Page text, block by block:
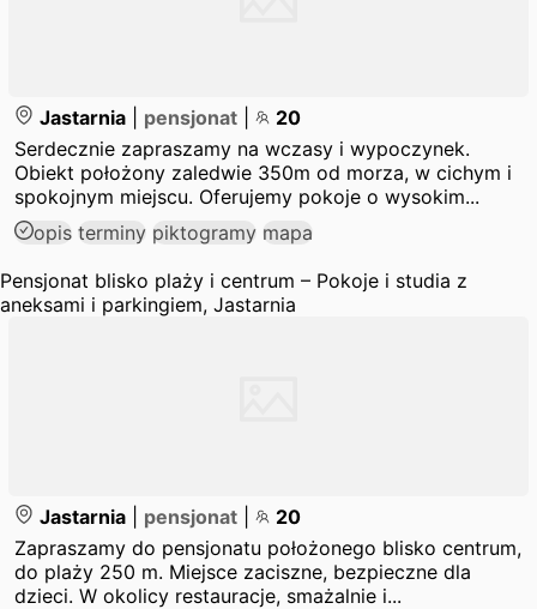
Jastarnia pensjonat
20
Serdecznie zapraszamy na wczasy i wypoczynek.
Obiekt położony zaledwie 350m od morza, w cichym i
spokojnym miejscu. Oferujemy pokoje o wysokim...
opis terminy piktogramy mapa
Pensjonat blisko plaży i centrum – Pokoje i studia z
aneksami i parkingiem, Jastarnia
Jastarnia pensjonat
20
Zapraszamy do pensjonatu położonego blisko centrum,
do plaży 250 m. Miejsce zaciszne, bezpieczne dla
dzieci. W okolicy restauracje, smażalnie i...